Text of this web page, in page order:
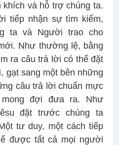
khích và hỗ trợ chúng ta.
tiếp nhận sự tìm kiếm,
ta và Người trao cho
Như thường lệ, bằng
ra câu trả lời có thể đặt
gạt sang một bên những
câu trả lời chuẩn mực
đợi đưa ra. Như
đặt trước chúng ta
tư duy, một cách tiếp
được tất cả mọi người